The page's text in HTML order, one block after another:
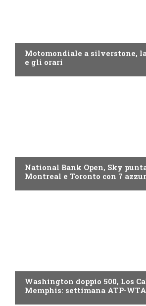
Motomondiale a silverstone,
e gli orari
National Bank Open, Sky
Montreal e Toronto con 7
Washington doppio 500, Los
Memphis: settimana ATP-